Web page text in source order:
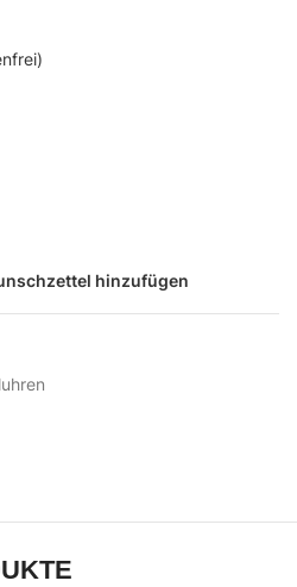
hinzufügen